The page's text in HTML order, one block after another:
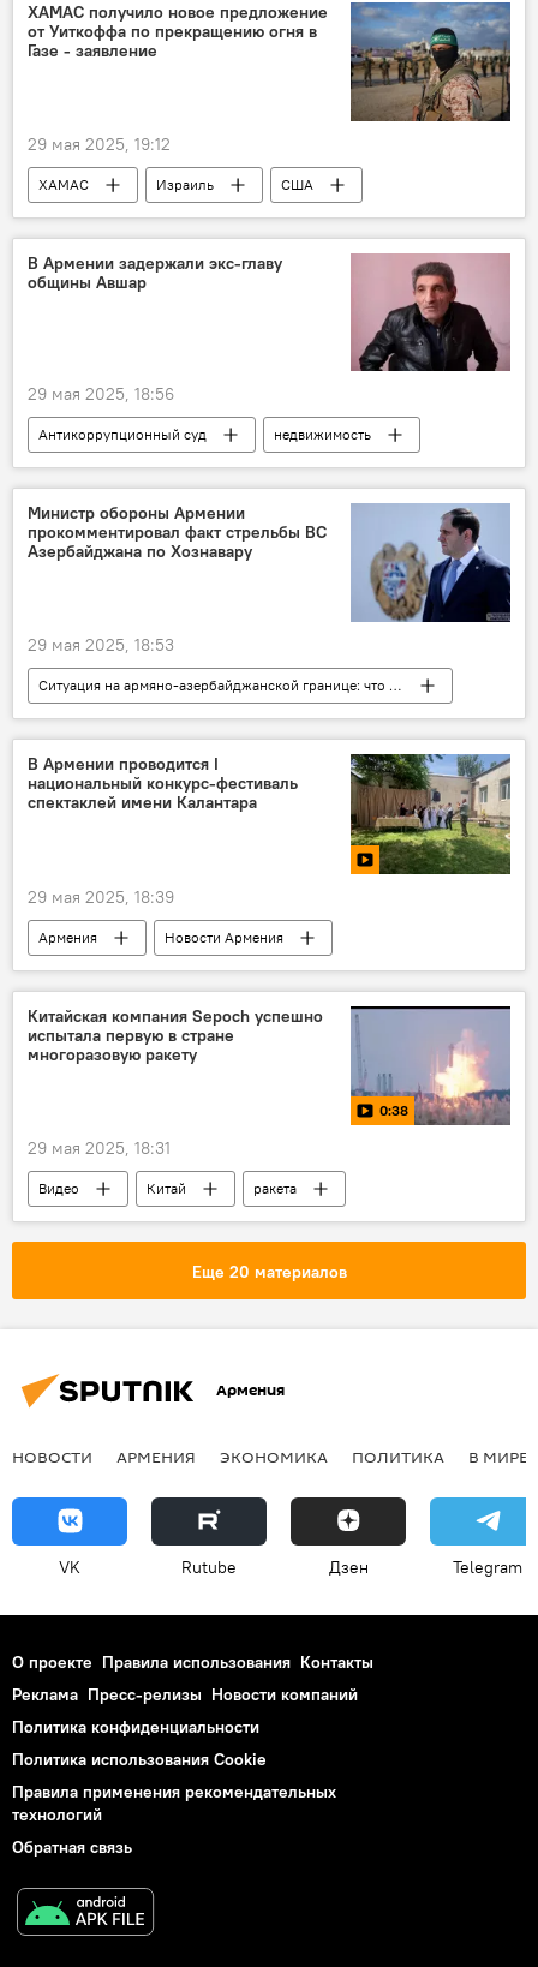
ХАМАС получило новое предложение
от Уиткоффа по прекращению огня в
Газе - заявление
29 мая 2025, 19:12
ХАМАС Израиль США
В Армении задержали экс-главу
общины Авшар
29 мая 2025, 18:56
Антикоррупционный суд
недвижимость
конфискация
Министр обороны Армении
прокомментировал факт стрельбы ВС
Азербайджана по Хознавару
29 мая 2025, 18:53
Ситуация на армяно-азербайджанской границе: что происходит?
Армения
Новости Армения
министр обороны
Общество
стрельба
В Армении проводится I
национальный конкурс-фестиваль
спектаклей имени Калантара
29 мая 2025, 18:39
Армения
Новости Армения
Общество
фестиваль Видео
Китайская компания Sepoch успешно
испытала первую в стране
многоразовую ракету
0:38
29 мая 2025, 18:31
Видео Китай ракета
Еще 20 материалов
Армения
НОВОСТИ АРМЕНИЯ ЭКОНОМИКА ПОЛИТИКА В МИРЕ
VK Rutube Дзен Telegram
О проекте Правила использования Контакты
Реклама Пресс-релизы Новости компаний
Политика конфиденциальности
Политика использования Cookie
Правила применения рекомендательных
технологий
Обратная связь